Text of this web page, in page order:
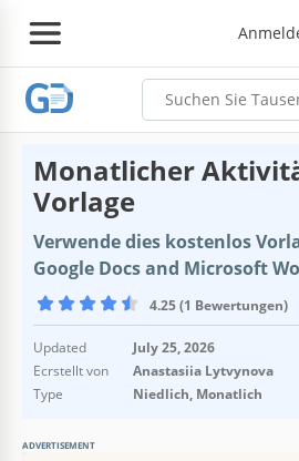
Monatlicher
Vorlage
Verwende dies kostenlos
Google Docs and Microsoft
4.25 (1 Bewertungen)
Updated
July 25, 2026
Ecrstellt von
Anastasiia Lytvynova
Type
Niedlich, Monatlich
ADVERTISEMENT